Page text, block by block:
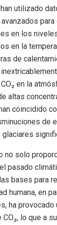
utilizado
para
en los
en la
de
en la
altas
coincidido
de
no solo
pasado
bases para
humana, en
ha provocado
lo que a